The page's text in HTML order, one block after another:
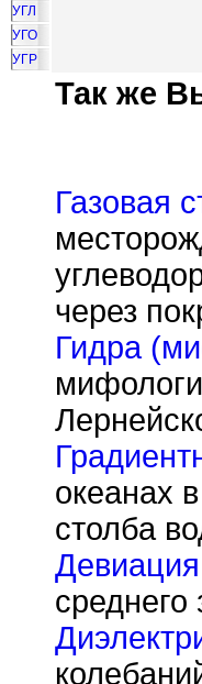
УГЛ
УГО
УГР
Так же
Газовая
через
Гидра
океанах
столба
среднего